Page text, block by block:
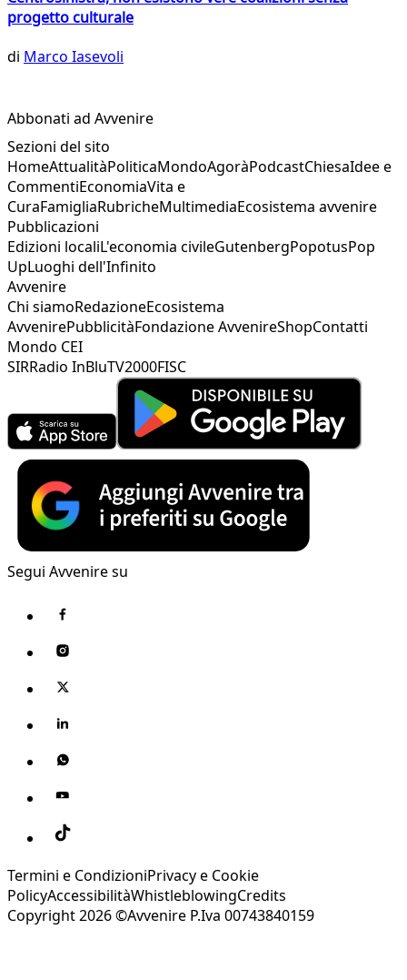
progetto culturale
di Marco Iasevoli
Abbonati ad Avvenire
Sezioni del sito
HomeAttualitàPoliticaMondoAgoràPodcastChiesaIdee e
CommentiEconomiaVita e
CuraFamigliaRubricheMultimediaEcosistema avvenire
Pubblicazioni
Edizioni localiL'economia civileGutenbergPopotusPop
UpLuoghi dell'Infinito
Avvenire
Chi siamoRedazioneEcosistema
AvvenirePubblicitàFondazione AvvenireShopContatti
Mondo CEI
SIRRadio InBluTV2000FISC
Segui Avvenire su
Termini e CondizioniPrivacy e Cookie
PolicyAccessibilitàWhistleblowingCredits
Copyright 2026 ©Avvenire P.Iva 00743840159